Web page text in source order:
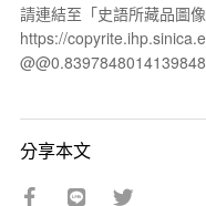
請連結至「史語所藏品圖
https://
@@0.8397848014139848
分享本文